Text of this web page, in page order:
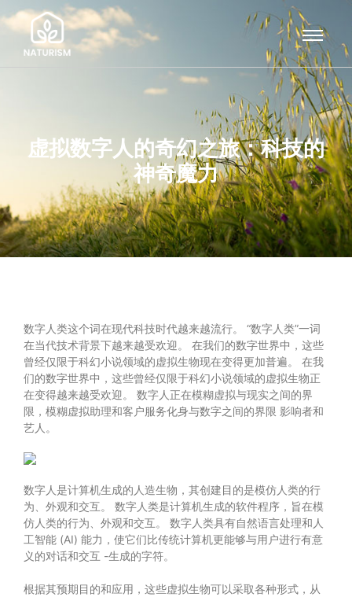
虚拟数字人的奇幻之旅：科技的
神奇魔力
数字人类这个词在现代科技时代越来越流行。 “数字人类”一词
在当代技术背景下越来越受欢迎。 在我们的数字世界中，这些
曾经仅限于科幻小说领域的虚拟生物现在变得更加普遍。 在我
们的数字世界中，这些曾经仅限于科幻小说领域的虚拟生物正
在变得越来越受欢迎。 数字人正在模糊虚拟与现实之间的界
限，模糊虚拟助理和客户服务化身与数字之间的界限 影响者和
艺人。
数字人是计算机生成的人造生物，其创建目的是模仿人类的行
为、外观和交互。 数字人类是计算机生成的软件程序，旨在模
仿人类的行为、外观和交互。 数字人类具有自然语言处理和人
工智能 (AI) 能力，使它们比传统计算机更能够与用户进行有意
义的对话和交互 -生成的字符。
根据其预期目的和应用，这些虚拟生物可以采取各种形式，从